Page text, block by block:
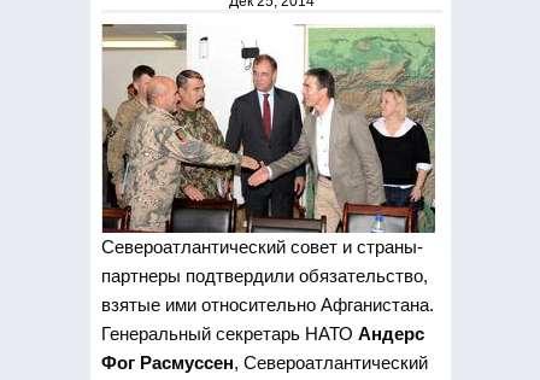
Североатлантический совет и страны-
партнеры подтвердили обязательство,
взятые ими относительно Афганистана.
Генеральный секретарь НАТО Андерс
Фог Расмуссен, Североатлантический